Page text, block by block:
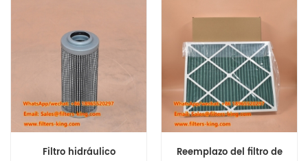
mínima de pedido: 20
Filtro hidráulico
Reemplazo del filtro de